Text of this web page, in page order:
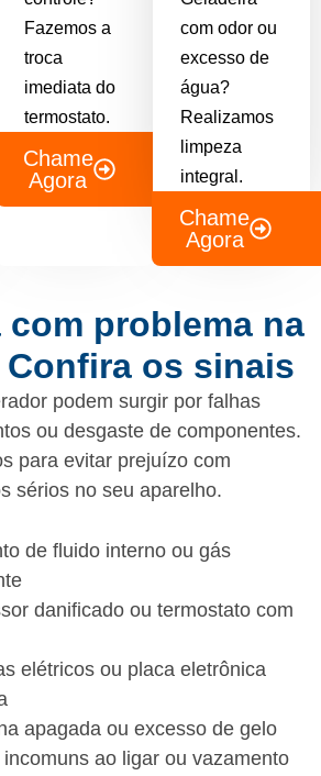
Fazemos a
troca
imediata do
termostato.
Chame
Agora
com odor ou
excesso de
água?
Realizamos
limpeza
integral.
Chame
Agora
com problema na
os sinais
podem surgir por falhas
ou desgaste de componentes.
para evitar prejuízo com
sérios no seu aparelho.
de fluido interno ou gás
danificado ou termostato com
elétricos ou placa eletrônica
apagada ou excesso de gelo
ao ligar ou vazamento